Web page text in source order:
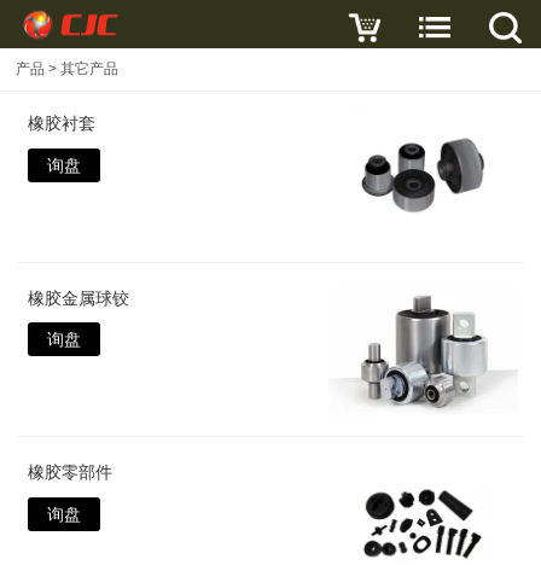
产品 >其它产品
橡胶衬套
询盘
橡胶金属球铰
询盘
橡胶零部件
询盘